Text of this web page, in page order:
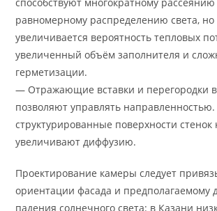
равномерному распределению света, но
увеличивается вероятность тепловых
увеличенный объём заполнителя и
герметизации.
— Отражающие вставки и перегородки
позволяют управлять
структурированные поверхности
увеличивают диффузию.
Проектирование камеры следует
ориентации фасада и предполагаемому
падения солнечного света: в Казани